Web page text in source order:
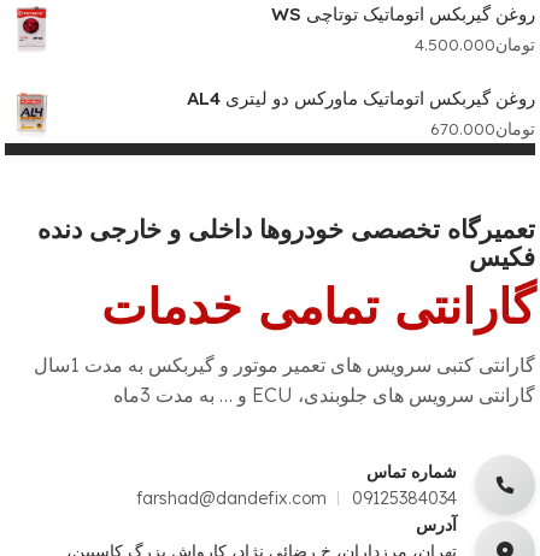
روغن گیربکس اتوماتیک توتاچی WS
تومان4.500.000
روغن گیربکس اتوماتیک ماورکس دو لیتری AL4
تومان670.000
تعمیرگاه تخصصی خودروها داخلی و خارجی دنده
فکیس
گارانتی تمامی خدمات
گارانتی کتبی سرویس های تعمیر موتور و گیربکس به مدت 1سال
گارانتی سرویس های جلوبندی، ECU و … به مدت 3ماه
شماره تماس
09125384034
farshad@dandefix.com
آدرس
تهران، مرزداران، خ رضائی نژاد، کارواش بزرگ کاسپین،